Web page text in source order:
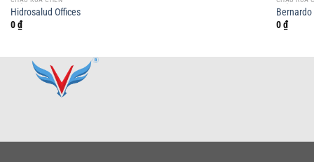
Hidrosalud Offices
0₫
Bernardo
0₫